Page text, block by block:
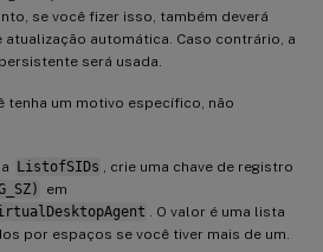
se você fizer isso, também deverá
automática. Caso contrário, a
será usada.
tenha um motivo específico, não
ListofSIDs , crie uma chave de registro
em
. O valor é uma lista
por espaços se você tiver mais de um.